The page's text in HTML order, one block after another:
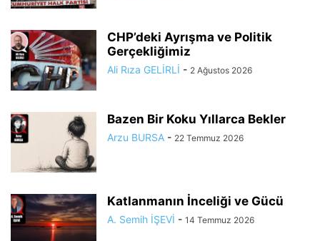
CHP’deki Ayrışma ve Politik
Gerçekliğimiz
Ali Rıza GELİRLİ - 2 Ağustos 2026
Bazen Bir Koku Yıllarca Bekler
Arzu BURSA - 22 Temmuz 2026
Katlanmanın İnceliği ve Gücü
A. Semih İŞEVİ - 14 Temmuz 2026